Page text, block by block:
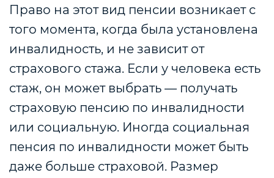
Право на этот вид пенсии возникает с
того момента, когда была установлена
инвалидность, и не зависит от
страхового стажа. Если у человека есть
стаж, он может выбрать — получать
страховую пенсию по инвалидности
или социальную. Иногда социальная
пенсия по инвалидности может быть
даже больше страховой. Размер